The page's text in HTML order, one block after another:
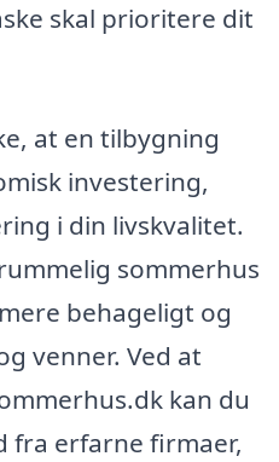
skal prioritere dit
at en tilbygning
investering,
i din livskvalitet.
sommerhus
behageligt og
venner. Ved at
kan du
fra erfarne firmaer,